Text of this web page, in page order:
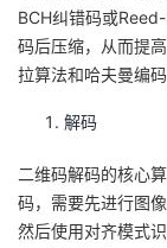
的
我
坛
圈
的
我
BCH纠错码或
码后压缩，从而提
拉算法和哈夫曼编码
解码
二维码解码的核心
码，需要先进行图
然后使用对齐模式